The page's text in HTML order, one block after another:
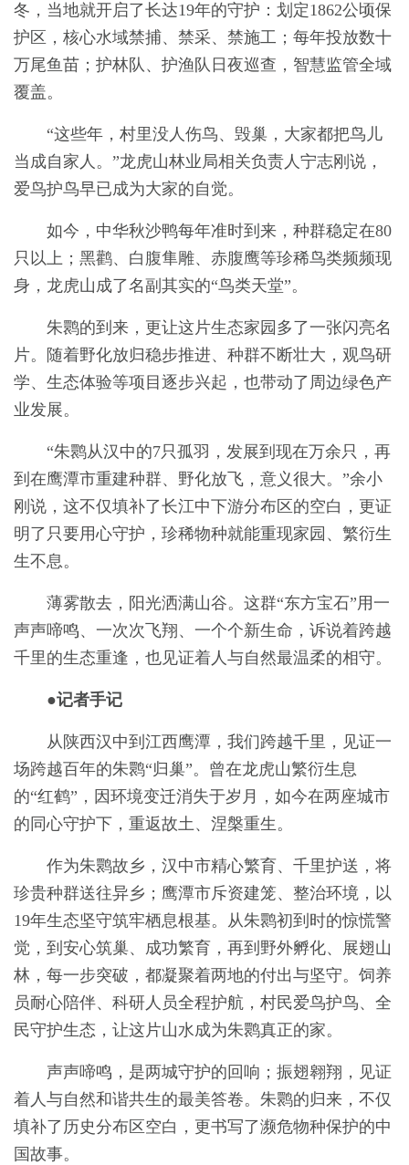
冬，当地就开启了长达19年的守护：划定1862公顷保
护区，核心水域禁捕、禁采、禁施工；每年投放数十
万尾鱼苗；护林队、护渔队日夜巡查，智慧监管全域
覆盖。
“这些年，村里没人伤鸟、毁巢，大家都把鸟儿
当成自家人。”龙虎山林业局相关负责人宁志刚说，
爱鸟护鸟早已成为大家的自觉。
如今，中华秋沙鸭每年准时到来，种群稳定在80
只以上；黑鹳、白腹隼雕、赤腹鹰等珍稀鸟类频频现
身，龙虎山成了名副其实的“鸟类天堂”。
朱鹮的到来，更让这片生态家园多了一张闪亮名
片。随着野化放归稳步推进、种群不断壮大，观鸟研
学、生态体验等项目逐步兴起，也带动了周边绿色产
业发展。
“朱鹮从汉中的7只孤羽，发展到现在万余只，再
到在鹰潭市重建种群、野化放飞，意义很大。”余小
刚说，这不仅填补了长江中下游分布区的空白，更证
明了只要用心守护，珍稀物种就能重现家园、繁衍生
生不息。
薄雾散去，阳光洒满山谷。这群“东方宝石”用一
声声啼鸣、一次次飞翔、一个个新生命，诉说着跨越
千里的生态重逢，也见证着人与自然最温柔的相守。
●记者手记
从陕西汉中到江西鹰潭，我们跨越千里，见证一
场跨越百年的朱鹮“归巢”。曾在龙虎山繁衍生息
的“红鹤”，因环境变迁消失于岁月，如今在两座城市
的同心守护下，重返故土、涅槃重生。
作为朱鹮故乡，汉中市精心繁育、千里护送，将
珍贵种群送往异乡；鹰潭市斥资建笼、整治环境，以
19年生态坚守筑牢栖息根基。从朱鹮初到时的惊慌警
觉，到安心筑巢、成功繁育，再到野外孵化、展翅山
林，每一步突破，都凝聚着两地的付出与坚守。饲养
员耐心陪伴、科研人员全程护航，村民爱鸟护鸟、全
民守护生态，让这片山水成为朱鹮真正的家。
声声啼鸣，是两城守护的回响；振翅翱翔，见证
着人与自然和谐共生的最美答卷。朱鹮的归来，不仅
填补了历史分布区空白，更书写了濒危物种保护的中
国故事。